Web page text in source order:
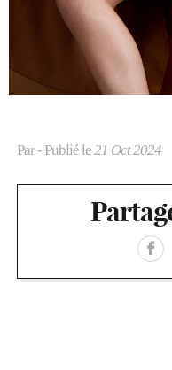
Par- Publié le21 Oct 2024